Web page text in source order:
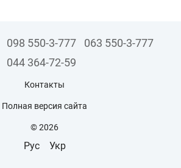
098 550-3-777
063 550-3-777
044 364-72-59
Контакты
Полная версия сайта
© 2026
Рус Укр